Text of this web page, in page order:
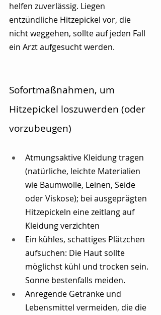
helfen zuverlässig. Liegen
entzündliche Hitzepickel vor, die
nicht weggehen, sollte auf jeden Fall
ein Arzt aufgesucht werden.
Sofortmaßnahmen, um
Hitzepickel loszuwerden (oder
vorzubeugen)
Atmungsaktive Kleidung tragen
(natürliche, leichte Materialien
wie Baumwolle, Leinen, Seide
oder Viskose); bei ausgeprägten
Hitzepickeln eine zeitlang auf
Kleidung verzichten
Ein kühles, schattiges Plätzchen
aufsuchen: Die Haut sollte
möglichst kühl und trocken sein.
Sonne bestenfalls meiden.
Anregende Getränke und
Lebensmittel vermeiden, die die